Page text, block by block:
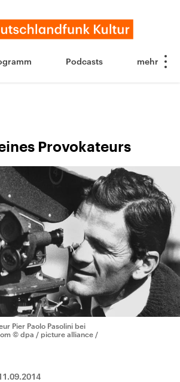
Podcasts
Provokateurs
Pier Paolo Pasolini bei
© dpa / picture alliance /